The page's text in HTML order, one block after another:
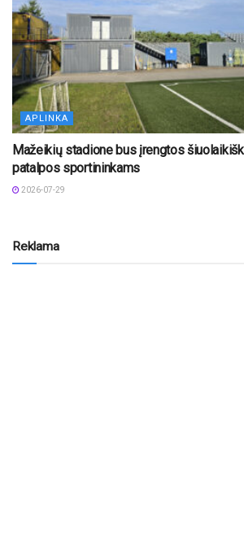
APLINKA
Mažeikių stadione bus įrengtos
patalpos sportininkams
2026-07-29
Reklama